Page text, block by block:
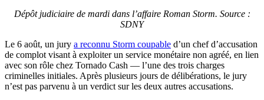
Dépôt judiciaire de mardi dans l’affaire Roman Storm. Source :
SDNY
Le 6 août, un jury a reconnu Storm coupable d’un chef d’accusation
de complot visant à exploiter un service monétaire non agréé, en lien
avec son rôle chez Tornado Cash — l’une des trois charges
criminelles initiales. Après plusieurs jours de délibérations, le jury
n’est pas parvenu à un verdict sur les deux autres accusations.